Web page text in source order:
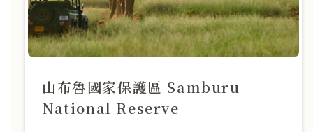
山布魯國家保護區 Samburu
National Reserve